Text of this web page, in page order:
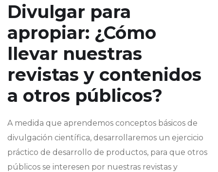
Divulgar para
apropiar: ¿Cómo
llevar nuestras
revistas y contenidos
a otros públicos?
A medida que aprendemos conceptos básicos de
divulgación científica, desarrollaremos un ejercicio
práctico de desarrollo de productos, para que otros
públicos se interesen por nuestras revistas y